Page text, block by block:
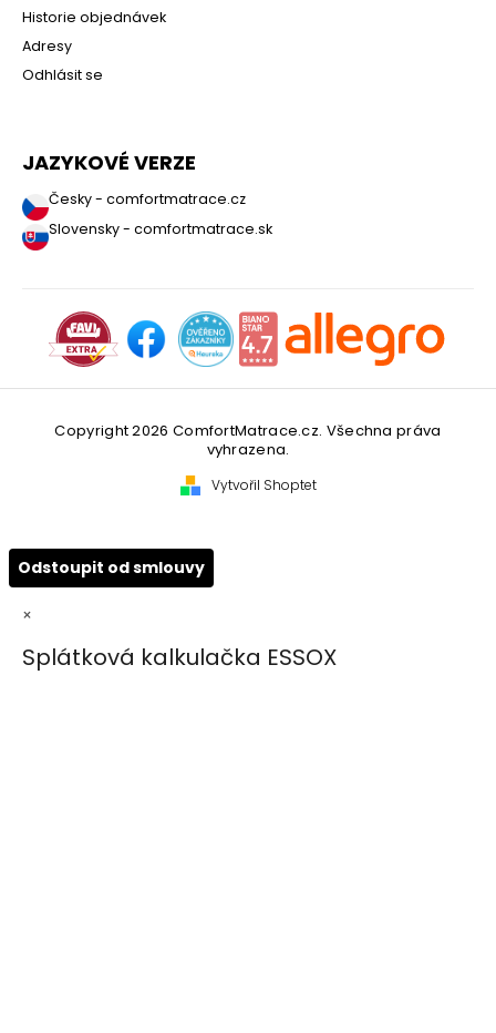
Historie objednávek
Adresy
Odhlásit se
JAZYKOVÉ VERZE
Česky - comfortmatrace.cz
Slovensky - comfortmatrace.sk
Vytvořil Shoptet
Copyright 2026 ComfortMatrace.cz. Všechna práva
vyhrazena.
Odstoupit od smlouvy
×
Splátková kalkulačka ESSOX